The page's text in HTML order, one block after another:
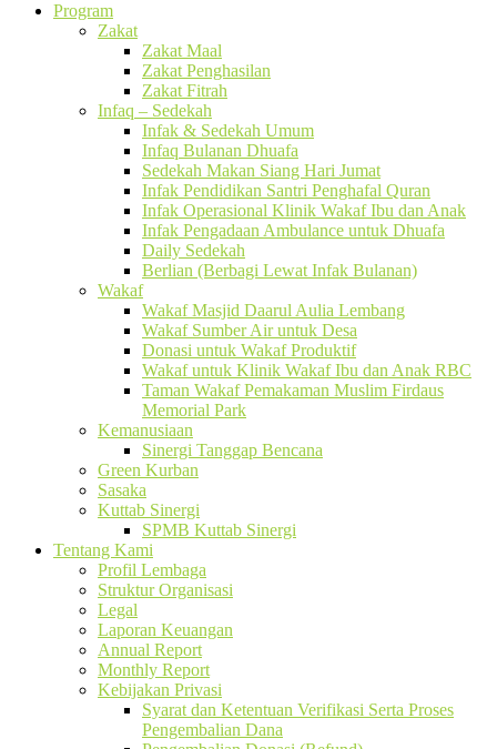
Program
Zakat
Zakat Maal
Zakat Penghasilan
Zakat Fitrah
Infaq – Sedekah
Infak & Sedekah Umum
Infaq Bulanan Dhuafa
Sedekah Makan Siang Hari Jumat
Infak Pendidikan Santri Penghafal Quran
Infak Operasional Klinik Wakaf Ibu dan Anak
Infak Pengadaan Ambulance untuk Dhuafa
Daily Sedekah
Berlian (Berbagi Lewat Infak Bulanan)
Wakaf
Wakaf Masjid Daarul Aulia Lembang
Wakaf Sumber Air untuk Desa
Donasi untuk Wakaf Produktif
Wakaf untuk Klinik Wakaf Ibu dan Anak RBC
Taman Wakaf Pemakaman Muslim Firdaus
Memorial Park
Kemanusiaan
Sinergi Tanggap Bencana
Green Kurban
Sasaka
Kuttab Sinergi
SPMB Kuttab Sinergi
Tentang Kami
Profil Lembaga
Struktur Organisasi
Legal
Laporan Keuangan
Annual Report
Monthly Report
Kebijakan Privasi
Syarat dan Ketentuan Verifikasi Serta Proses
Pengembalian Dana